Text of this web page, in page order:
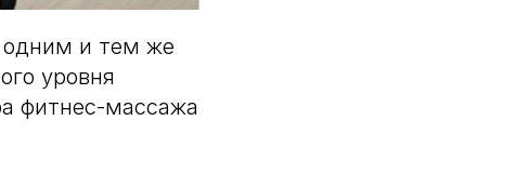
одним и тем же
уровня
фитнес-массажа